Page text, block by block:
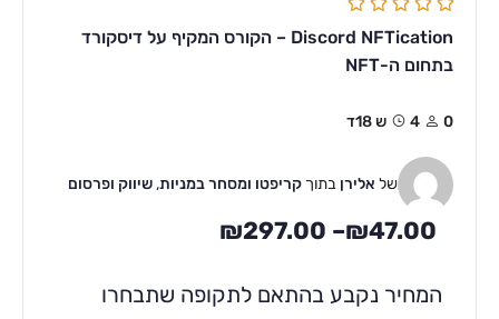
Discord NFTication – הקורס המקיף על דיסקורד
בתחום ה-NFT
0 4ש 18ד
של אלירן בתוך קריפטו ומסחר במניות, שיווק ופרסום
₪47.00
–
₪297.00
המחיר נקבע בהתאם לתקופה שתבחרו